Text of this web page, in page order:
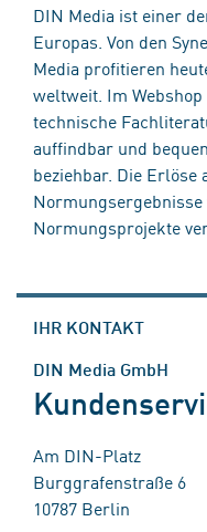
DIN Media ist einer
Europas. Von den
Media profitieren
weltweit. Im
technische
auffindbar und
beziehbar. Die Erlöse
Normungsprojekte
IHR KONTAKT
DIN Media GmbH
Am DIN-Platz
Burggrafenstraße 6
10787 Berlin